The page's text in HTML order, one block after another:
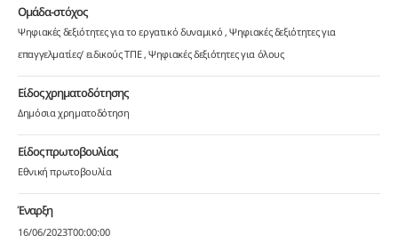
Ομάδα-στόχος
Ψηφιακές δεξιότητες για το εργατικό δυναμικό Ψηφιακές δεξιότητες για
επαγγελματίες/ ειδικούς ΤΠΕ Ψηφιακές δεξιότητες για όλους
Είδος χρηματοδότησης
Δημόσια χρηματοδότηση
Είδος πρωτοβουλίας
Εθνική πρωτοβουλία
Έναρξη
16/06/2023T00:00:00